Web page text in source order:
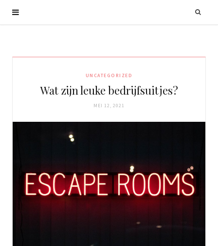
UNCATEGORIZED
Wat zijn leuke bedrijfsuitjes?
MEI 12, 2021